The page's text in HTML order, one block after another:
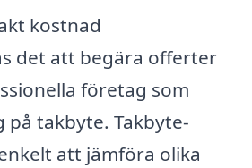
kostnad
det att begära offerter
företag som
på takbyte. Takbyte-
att jämföra olika